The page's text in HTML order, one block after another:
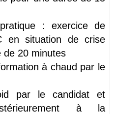
: exercice de
en situation de crise
de 20 minutes
à chaud par le
par le candidat et
à la